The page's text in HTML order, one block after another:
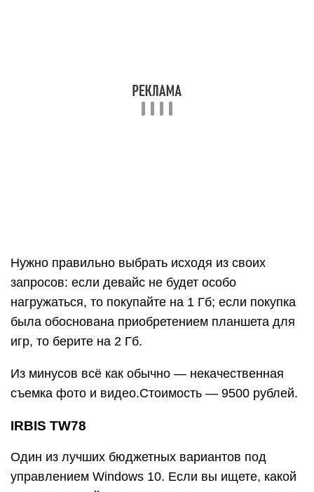
была обоснована приобретением планшета для
игр, то берите на 2 Гб.
планшет подойдет вместо компьютера — это то,
что нужно. В комплекте есть чехол и док-
станция.